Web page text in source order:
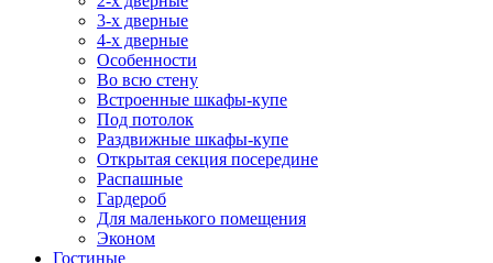
3-х дверные
4-х дверные
Особенности
Во всю стену
Встроенные шкафы-купе
Под потолок
Раздвижные шкафы-купе
Открытая секция посередине
Распашные
Гардероб
Для маленького помещения
Эконом
Гостиные